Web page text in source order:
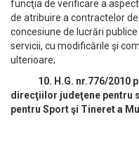
funcţia de verificare a
de atribuire a contractelor
concesiune de lucrări
servicii, cu modificările şi
ulterioare;
10. H.G. nr.776/2010
direcţiilor judeţene pentru
pentru Sport şi Tineret a